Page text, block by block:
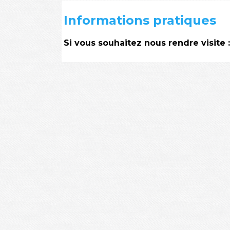
Informations pratiques
Si vous souhaitez nous rendre visite